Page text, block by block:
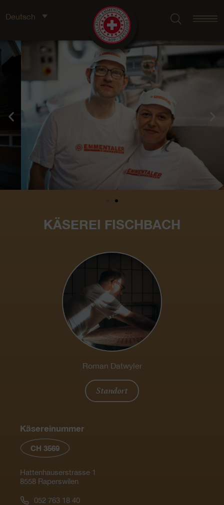
Deutsch
KÄSEREI FISCHBACH
Roman Datwyler
Standort
Käsereinummer
CH 3569
Hattenhauserstrasse 1
8558 Raperswilen
052 763 18 40